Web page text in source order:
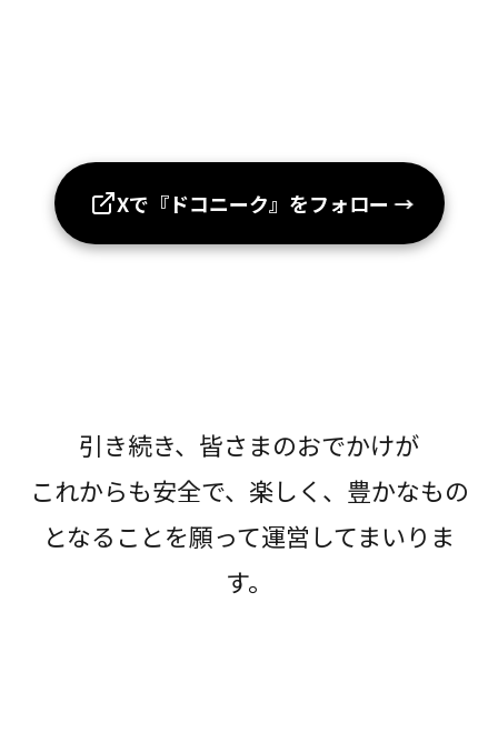
Xで『ドコニーク』をフォロー →
引き続き、皆さまのおでかけが
これからも安全で、楽しく、豊かなもの
となることを願って運営してまいりま
す。